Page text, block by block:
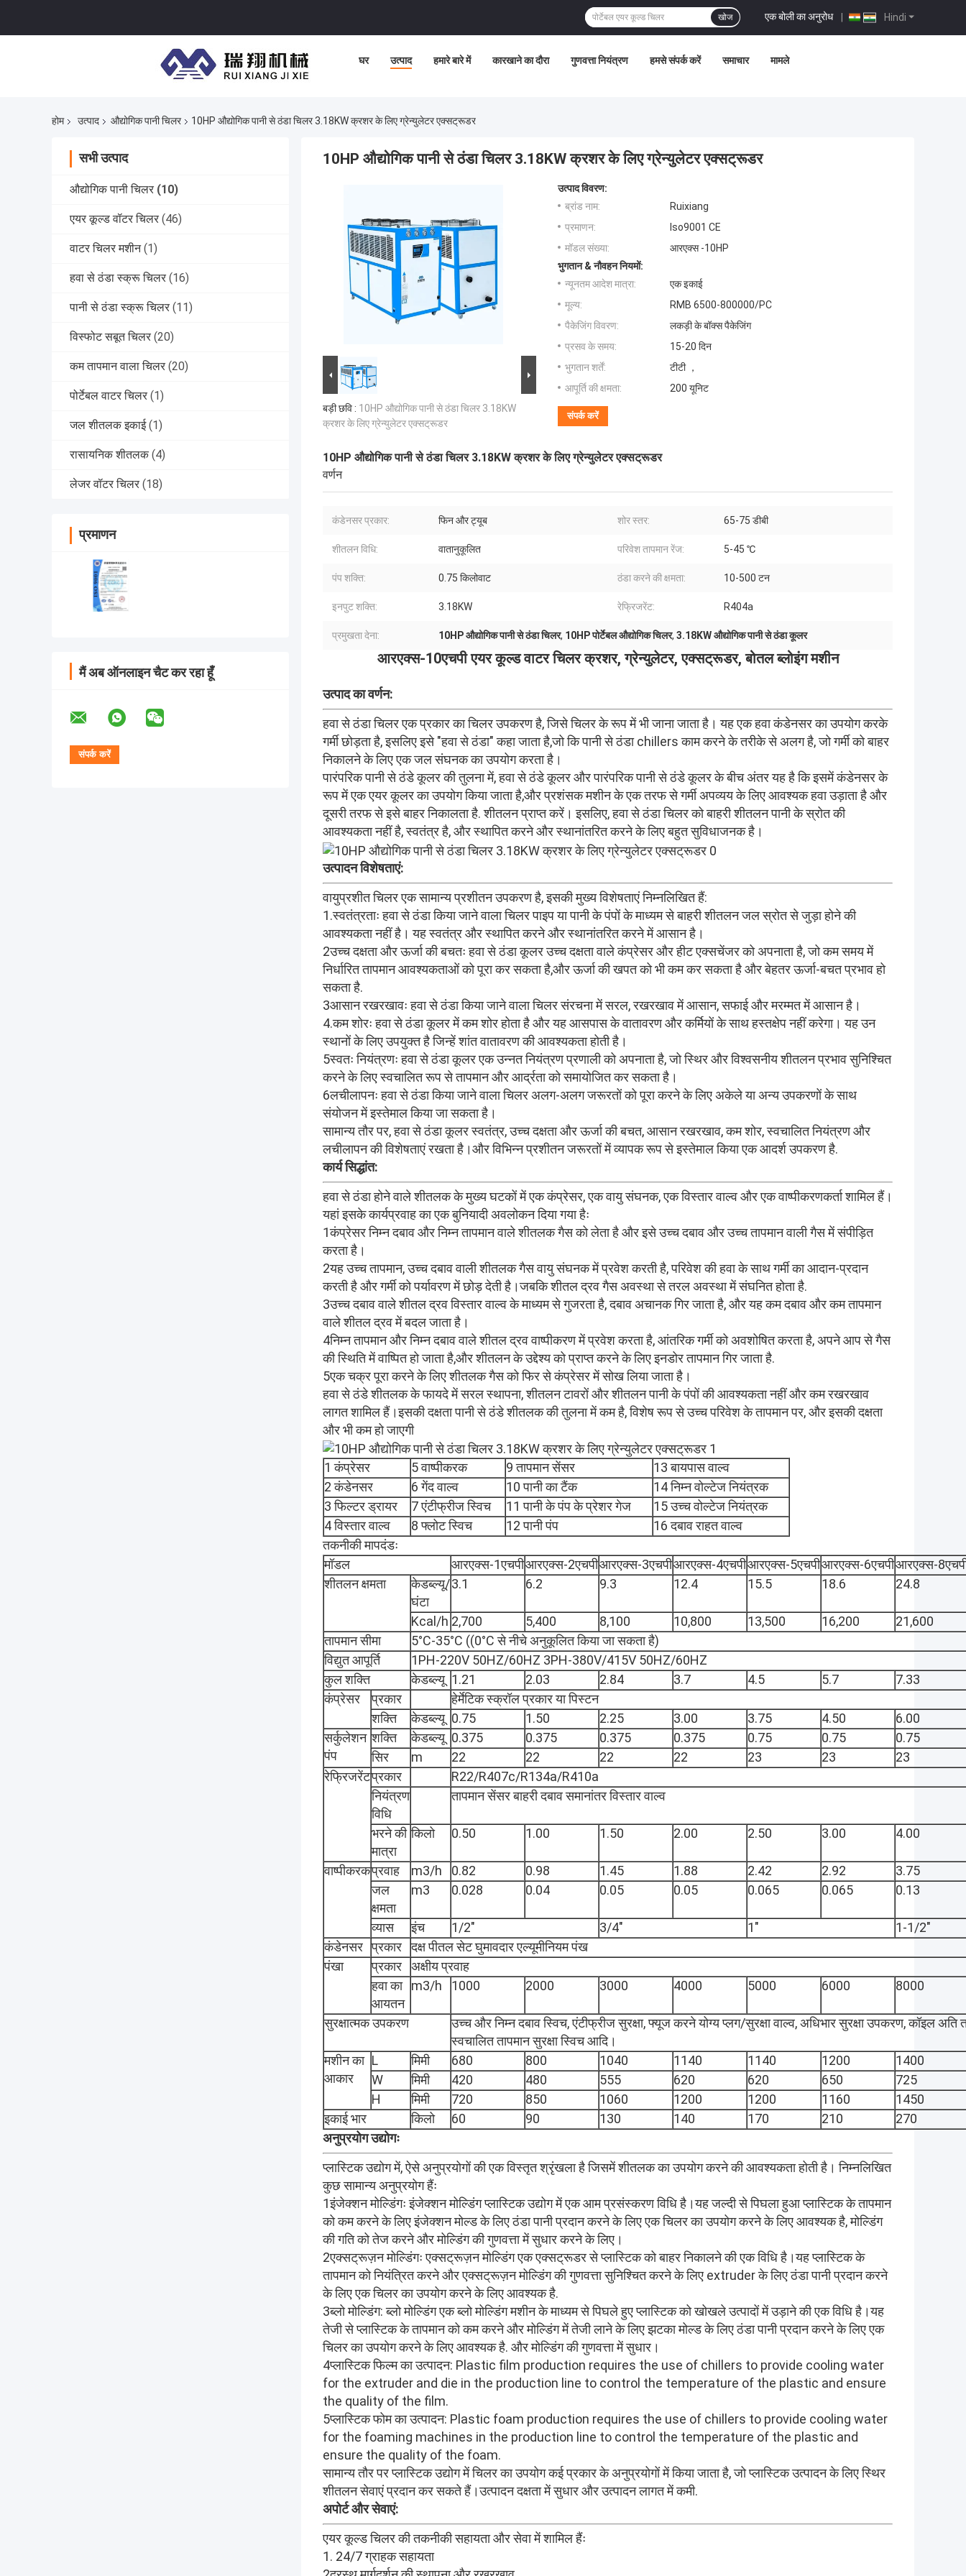
Hindi
एक बोली का अनुरोध |
खोज
घर उत्पाद हमारे बारे में कारखाने का दौरा गुणवत्ता नियंत्रण हमसे संपर्क करें समाचार मामले
होम उत्पाद औद्योगिक पानी चिलर 10HP औद्योगिक पानी से ठंडा चिलर 3.18KW क्रशर के लिए ग्रेन्युलेटर एक्सट्रूडर
सभी उत्पाद
औद्योगिक पानी चिलर (10)
एयर कूल्ड वॉटर चिलर (46)
वाटर चिलर मशीन (1)
हवा से ठंडा स्क्रू चिलर (16)
पानी से ठंडा स्क्रू चिलर (11)
विस्फोट सबूत चिलर (20)
कम तापमान वाला चिलर (20)
पोर्टेबल वाटर चिलर (1)
जल शीतलक इकाई (1)
रासायनिक शीतलक (4)
लेजर वॉटर चिलर (18)
प्रमाणन
मैं अब ऑनलाइन चैट कर रहा हूँ
10HP औद्योगिक पानी से ठंडा चिलर 3.18KW क्रशर के लिए ग्रेन्युलेटर एक्सट्रूडर
बड़ी छवि : 10HP औद्योगिक पानी से ठंडा चिलर 3.18KW
क्रशर के लिए ग्रेन्युलेटर एक्सट्रूडर
उत्पाद विवरण:
ब्रांड नाम:
Ruixiang
प्रमाणन:
Iso9001 CE
मॉडल संख्या:
आरएक्स -10HP
भुगतान & नौवहन नियमों:
न्यूनतम आदेश मात्रा:
एक इकाई
मूल्य:
RMB 6500-800000/PC
पैकेजिंग विवरण:
लकड़ी के बॉक्स पैकेजिंग
प्रसव के समय:
15-20 दिन
भुगतान शर्तें:
टीटी ，
आपूर्ति की क्षमता:
200 यूनिट
संपर्क करें
10HP औद्योगिक पानी से ठंडा चिलर 3.18KW क्रशर के लिए ग्रेन्युलेटर एक्सट्रूडर
वर्णन
कंडेनसर प्रकार: फिन और ट्यूब शोर स्तर: 65-75 डीबी
शीतलन विधि: वातानुकूलित परिवेश तापमान रेंज: 5-45 ℃
पंप शक्ति: 0.75 किलोवाट ठंडा करने की क्षमता: 10-500 टन
इनपुट शक्ति: 3.18KW रेफ्रिजरेंट: R404a
प्रमुखता देना: 10HP औद्योगिक पानी से ठंडा चिलर, 10HP पोर्टेबल औद्योगिक चिलर, 3.18KW औद्योगिक पानी से ठंडा कूलर
आरएक्स-10एचपी एयर कूल्ड वाटर चिलर क्रशर, ग्रेन्युलेटर, एक्सट्रूडर, बोतल ब्लोइंग मशीन
उत्पाद का वर्णन:
हवा से ठंडा चिलर एक प्रकार का चिलर उपकरण है, जिसे चिलर के रूप में भी जाना जाता है। यह एक हवा कंडेनसर का उपयोग करके
गर्मी छोड़ता है, इसलिए इसे "हवा से ठंडा" कहा जाता है,जो कि पानी से ठंडा chillers काम करने के तरीके से अलग है, जो गर्मी को बाहर
निकालने के लिए एक जल संघनक का उपयोग करता है।
पारंपरिक पानी से ठंडे कूलर की तुलना में, हवा से ठंडे कूलर और पारंपरिक पानी से ठंडे कूलर के बीच अंतर यह है कि इसमें कंडेनसर के
रूप में एक एयर कूलर का उपयोग किया जाता है,और प्रशंसक मशीन के एक तरफ से गर्मी अपव्यय के लिए आवश्यक हवा उड़ाता है और
दूसरी तरफ से इसे बाहर निकालता है. शीतलन प्राप्त करें। इसलिए, हवा से ठंडा चिलर को बाहरी शीतलन पानी के स्रोत की
आवश्यकता नहीं है, स्वतंत्र है, और स्थापित करने और स्थानांतरित करने के लिए बहुत सुविधाजनक है।
उत्पादन विशेषताएं:
वायुप्रशीत चिलर एक सामान्य प्रशीतन उपकरण है, इसकी मुख्य विशेषताएं निम्नलिखित हैं:
1.स्वतंत्रताः हवा से ठंडा किया जाने वाला चिलर पाइप या पानी के पंपों के माध्यम से बाहरी शीतलन जल स्रोत से जुड़ा होने की
आवश्यकता नहीं है। यह स्वतंत्र और स्थापित करने और स्थानांतरित करने में आसान है।
2उच्च दक्षता और ऊर्जा की बचतः हवा से ठंडा कूलर उच्च दक्षता वाले कंप्रेसर और हीट एक्सचेंजर को अपनाता है, जो कम समय में
निर्धारित तापमान आवश्यकताओं को पूरा कर सकता है,और ऊर्जा की खपत को भी कम कर सकता है और बेहतर ऊर्जा-बचत प्रभाव हो
सकता है.
3आसान रखरखावः हवा से ठंडा किया जाने वाला चिलर संरचना में सरल, रखरखाव में आसान, सफाई और मरम्मत में आसान है।
4.कम शोरः हवा से ठंडा कूलर में कम शोर होता है और यह आसपास के वातावरण और कर्मियों के साथ हस्तक्षेप नहीं करेगा। यह उन
स्थानों के लिए उपयुक्त है जिन्हें शांत वातावरण की आवश्यकता होती है।
5स्वतः नियंत्रणः हवा से ठंडा कूलर एक उन्नत नियंत्रण प्रणाली को अपनाता है, जो स्थिर और विश्वसनीय शीतलन प्रभाव सुनिश्चित
करने के लिए स्वचालित रूप से तापमान और आर्द्रता को समायोजित कर सकता है।
6लचीलापनः हवा से ठंडा किया जाने वाला चिलर अलग-अलग जरूरतों को पूरा करने के लिए अकेले या अन्य उपकरणों के साथ
संयोजन में इस्तेमाल किया जा सकता है।
सामान्य तौर पर, हवा से ठंडा कूलर स्वतंत्र, उच्च दक्षता और ऊर्जा की बचत, आसान रखरखाव, कम शोर, स्वचालित नियंत्रण और
लचीलापन की विशेषताएं रखता है।और विभिन्न प्रशीतन जरूरतों में व्यापक रूप से इस्तेमाल किया एक आदर्श उपकरण है.
कार्य सिद्धांत:
हवा से ठंडा होने वाले शीतलक के मुख्य घटकों में एक कंप्रेसर, एक वायु संघनक, एक विस्तार वाल्व और एक वाष्पीकरणकर्ता शामिल हैं।
यहां इसके कार्यप्रवाह का एक बुनियादी अवलोकन दिया गया हैः
1कंप्रेसर निम्न दबाव और निम्न तापमान वाले शीतलक गैस को लेता है और इसे उच्च दबाव और उच्च तापमान वाली गैस में संपीड़ित
करता है।
2यह उच्च तापमान, उच्च दबाव वाली शीतलक गैस वायु संघनक में प्रवेश करती है, परिवेश की हवा के साथ गर्मी का आदान-प्रदान
करती है और गर्मी को पर्यावरण में छोड़ देती है।जबकि शीतल द्रव गैस अवस्था से तरल अवस्था में संघनित होता है.
3उच्च दबाव वाले शीतल द्रव विस्तार वाल्व के माध्यम से गुजरता है, दबाव अचानक गिर जाता है, और यह कम दबाव और कम तापमान
वाले शीतल द्रव में बदल जाता है।
4निम्न तापमान और निम्न दबाव वाले शीतल द्रव वाष्पीकरण में प्रवेश करता है, आंतरिक गर्मी को अवशोषित करता है, अपने आप से गैस
की स्थिति में वाष्पित हो जाता है,और शीतलन के उद्देश्य को प्राप्त करने के लिए इनडोर तापमान गिर जाता है.
5एक चक्र पूरा करने के लिए शीतलक गैस को फिर से कंप्रेसर में सोख लिया जाता है।
हवा से ठंडे शीतलक के फायदे में सरल स्थापना, शीतलन टावरों और शीतलन पानी के पंपों की आवश्यकता नहीं और कम रखरखाव
लागत शामिल हैं।इसकी दक्षता पानी से ठंडे शीतलक की तुलना में कम है, विशेष रूप से उच्च परिवेश के तापमान पर, और इसकी दक्षता
और भी कम हो जाएगी
1 कंप्रेसर 5 वाष्पीकरक 9 तापमान सेंसर
13 बायपास वाल्व
2 कंडेनसर
6 गेंद वाल्व 10 पानी का टैंक
14 निम्न वोल्टेज नियंत्रक
3 फिल्टर ड्रायर
7 एंटीफ्रीज स्विच 11 पानी के पंप के प्रेशर गेज
15 उच्च वोल्टेज नियंत्रक
4 विस्तार वाल्व
8 फ्लोट स्विच 12 पानी पंप
16 दबाव राहत वाल्व
तकनीकी मापदंडः
मॉडल
आरएक्स-1एचपीआरएक्स-2एचपीआरएक्स-3एचपीआरएक्स-4एचपीआरएक्स-5एचपीआरएक्स-6एचपीआरएक्स-
शीतलन क्षमता
केडब्ल्यू/
घंटा
3.1 6.2 9.3 12.4 15.5 18.6 24.8
Kcal/h 2,700 5,400 8,100 10,800 13,500 16,200
21,600
तापमान सीमा
5°C-35°C ((0°C से नीचे अनुकूलित किया जा सकता है)
विद्युत आपूर्ति
1PH-220V 50HZ/60HZ 3PH-380V/415V 50HZ/60HZ
कुल शक्ति
केडब्ल्यू 1.21 2.03 2.84 3.7 4.5 5.7
7.33
कंप्रेसर
प्रकार
हेर्मेटिक स्क्रॉल प्रकार या पिस्टन
शक्ति
केडब्ल्यू 0.75 1.50 2.25 3.00 3.75 4.50
6.00
सर्कुलेशन
पंप
शक्ति केडब्ल्यू 0.375 0.375 0.375 0.375 0.75 0.75
0.75
सिर
m 22 22 22 22 23 23
23
रेफ्रिजरेंटप्रकार
R22/R407c/R134a/R410a
नियंत्रण
विधि
तापमान सेंसर बाहरी दबाव समानांतर विस्तार वाल्व
भरने की
मात्रा
किलो 0.50 1.00 1.50 2.00 2.50 3.00 4.00
वाष्पीकरकप्रवाह m3/h 0.82 0.98 1.45 1.88 2.42 2.92
3.75
जल
क्षमता
m3 0.028 0.04 0.05 0.05 0.065 0.065 0.13
व्यास इंच 1/2" 3/4" 1"
1-1/2"
कंडेनसर प्रकार
दक्ष पीतल सेट घुमावदार एल्यूमीनियम पंख
पंखा
प्रकार
अक्षीय प्रवाह
हवा का
आयतन
m3/h 1000 2000 3000 4000 5000 6000 8000
सुरक्षात्मक उपकरण
उच्च और निम्न दबाव स्विच, एंटीफ्रीज सुरक्षा, फ्यूज करने योग्य प्लग/सुरक्षा वाल्व, अधिभार सुरक्षा उपकरण, कॉइल अति
स्वचालित तापमान सुरक्षा स्विच आदि।
मशीन का
आकार
L मिमी 680 800 1040 1140 1140 1200
1400
W
मिमी 420 480 555 620 620 650
725
H
मिमी 720 850 1060 1200 1200 1160
1450
इकाई भार
किलो 60 90 130 140 170 210
270
अनुप्रयोग उद्योगः
प्लास्टिक उद्योग में, ऐसे अनुप्रयोगों की एक विस्तृत श्रृंखला है जिसमें शीतलक का उपयोग करने की आवश्यकता होती है। निम्नलिखित
कुछ सामान्य अनुप्रयोग हैंः
1इंजेक्शन मोल्डिंगः इंजेक्शन मोल्डिंग प्लास्टिक उद्योग में एक आम प्रसंस्करण विधि है।यह जल्दी से पिघला हुआ प्लास्टिक के तापमान
को कम करने के लिए इंजेक्शन मोल्ड के लिए ठंडा पानी प्रदान करने के लिए एक चिलर का उपयोग करने के लिए आवश्यक है, मोल्डिंग
की गति को तेज करने और मोल्डिंग की गुणवत्ता में सुधार करने के लिए।
2एक्सट्रूज़न मोल्डिंगः एक्सट्रूज़न मोल्डिंग एक एक्सट्रूडर से प्लास्टिक को बाहर निकालने की एक विधि है।यह प्लास्टिक के
तापमान को नियंत्रित करने और एक्सट्रूज़न मोल्डिंग की गुणवत्ता सुनिश्चित करने के लिए extruder के लिए ठंडा पानी प्रदान करने
के लिए एक चिलर का उपयोग करने के लिए आवश्यक है.
3ब्लो मोल्डिंग: ब्लो मोल्डिंग एक ब्लो मोल्डिंग मशीन के माध्यम से पिघले हुए प्लास्टिक को खोखले उत्पादों में उड़ाने की एक विधि है।यह
तेजी से प्लास्टिक के तापमान को कम करने और मोल्डिंग में तेजी लाने के लिए झटका मोल्ड के लिए ठंडा पानी प्रदान करने के लिए एक
चिलर का उपयोग करने के लिए आवश्यक है. और मोल्डिंग की गुणवत्ता में सुधार।
4प्लास्टिक फिल्म का उत्पादन: Plastic film production requires the use of chillers to provide cooling water
for the extruder and die in the production line to control the temperature of the plastic and ensure
the quality of the film.
5प्लास्टिक फोम का उत्पादन: Plastic foam production requires the use of chillers to provide cooling water
for the foaming machines in the production line to control the temperature of the plastic and
ensure the quality of the foam.
सामान्य तौर पर प्लास्टिक उद्योग में चिलर का उपयोग कई प्रकार के अनुप्रयोगों में किया जाता है, जो प्लास्टिक उत्पादन के लिए स्थिर
शीतलन सेवाएं प्रदान कर सकते हैं।उत्पादन दक्षता में सुधार और उत्पादन लागत में कमी.
अपोर्ट और सेवाएं:
एयर कूल्ड चिलर की तकनीकी सहायता और सेवा में शामिल हैंः
1. 24/7 ग्राहक सहायता